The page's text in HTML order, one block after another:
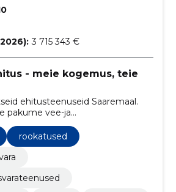
3 715 343 €
- meie kogemus, teie
ehitusteenuseid Saaremaal.
pakume vee-ja
rajamist,
ja- jahutuse ehitust
rookatused